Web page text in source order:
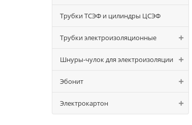
Трубки ТСЭФ и цилиндры ЦСЭФ
Трубки электроизоляционные
Шнуры-чулок для электроизоляции
Эбонит
Электрокартон